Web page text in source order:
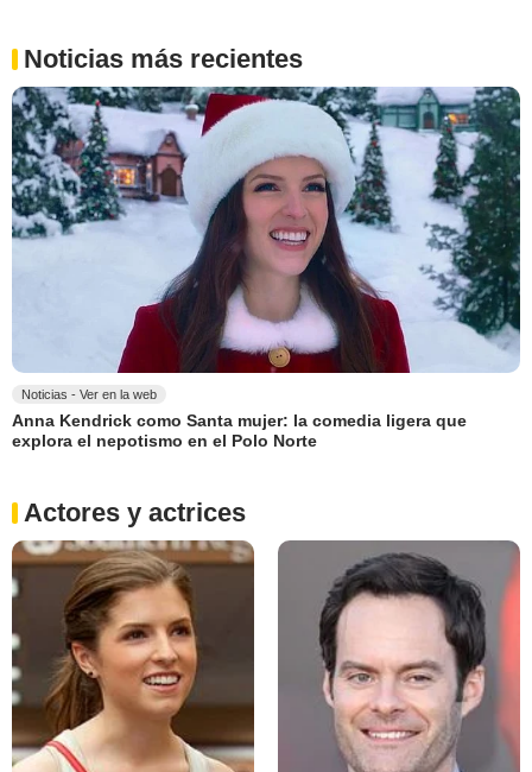
Noticias más recientes
Noticias - Ver en la web
Anna Kendrick como Santa mujer: la comedia ligera que
explora el nepotismo en el Polo Norte
Actores y actrices